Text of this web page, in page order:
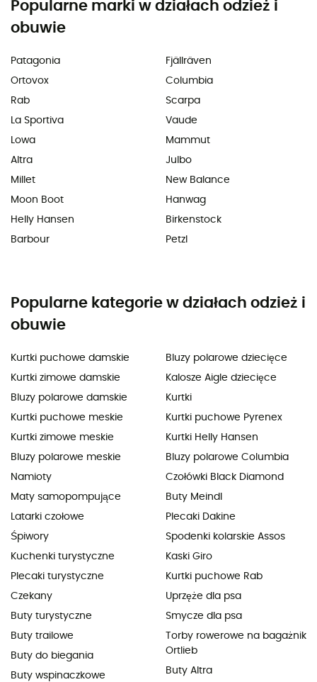
Popularne marki w działach odzież i
obuwie
Patagonia
Ortovox
Rab
La Sportiva
Lowa
Altra
Millet
Moon Boot
Helly Hansen
Barbour
Fjällräven
Columbia
Scarpa
Vaude
Mammut
Julbo
New Balance
Hanwag
Birkenstock
Petzl
Popularne kategorie w działach odzież i
obuwie
Kurtki puchowe damskie
Kurtki zimowe damskie
Bluzy polarowe damskie
Kurtki puchowe meskie
Kurtki zimowe meskie
Bluzy polarowe meskie
Namioty
Maty samopompujące
Latarki czołowe
Śpiwory
Kuchenki turystyczne
Plecaki turystyczne
Czekany
Buty turystyczne
Buty trailowe
Buty do biegania
Buty wspinaczkowe
Bluzy polarowe dziecięce
Kalosze Aigle dziecięce
Kurtki
Kurtki puchowe Pyrenex
Kurtki Helly Hansen
Bluzy polarowe Columbia
Czołówki Black Diamond
Buty Meindl
Plecaki Dakine
Spodenki kolarskie Assos
Kaski Giro
Kurtki puchowe Rab
Uprzęże dla psa
Smycze dla psa
Torby rowerowe na bagażnik
Ortlieb
Buty Altra